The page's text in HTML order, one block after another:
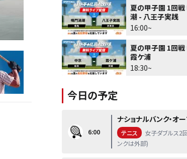
夏の甲子園 1回戦
潮 - 八王子実践
16:00~
夏の甲子園 1回戦
霞ケ浦
18:30~
今日の予定
6:00
ナショナルバンク・オ
テニス
女子ダブルス2
ンクは外部)